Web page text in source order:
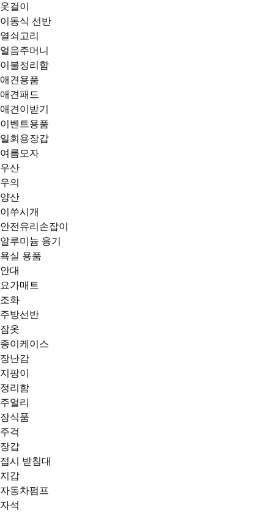
옷걸이
이동식 선반
열쇠고리
얼음주머니
이불정리함
애견용품
애견패드
애견이받기
이벤트용품
일회용장갑
여름모자
우산
우의
양산
이쑤시개
안전유리손잡이
알루미늄 용기
욕실 용품
안대
요가매트
조화
주방선반
잠옷
종이케이스
장난감
지팡이
정리함
주얼리
장식품
주걱
장갑
접시 받침대
지갑
자동차펌프
자석